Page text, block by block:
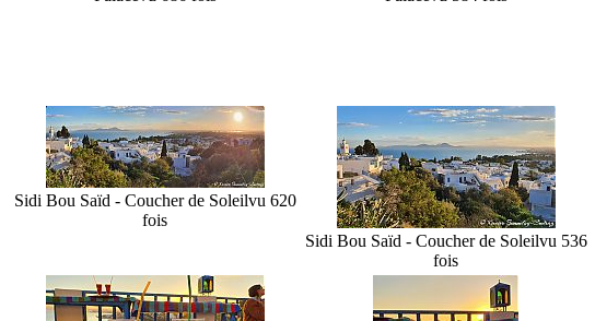
Sidi Bou Saïd - Coucher de Soleilvu 620
fois
Sidi Bou Saïd - Coucher de Soleilvu 536
fois